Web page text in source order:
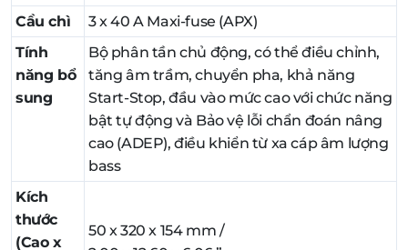
Cầu chì
3 x 40 A Maxi-fuse (APX)
Tính
năng bổ
sung
Bộ phân tần chủ động, có thể điều chỉnh,
tăng âm trầm, chuyển pha, khả năng
Start-Stop, đầu vào mức cao với chức năng
bật tự động và Bảo vệ lỗi chẩn đoán nâng
cao (ADEP), điều khiển từ xa cáp âm lượng
bass
Kích
thước
(Cao x
50 x 320 x 154 mm /